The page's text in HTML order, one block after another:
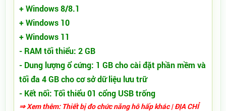
+ Windows 8/8.1
+ Windows 10
+ Windows 11
​- RAM tối thiểu: 2 GB
- Dung lượng ổ cứng: 1 GB cho cài đặt phần mềm và
tối đa 4 GB cho cơ sở dữ liệu lưu trữ
- Kết nối: Tối thiểu 01 cổng USB trống
⇒ Xem thêm: Thiết bị đo chức năng hô hấpkhác| ĐỊA CHỈ